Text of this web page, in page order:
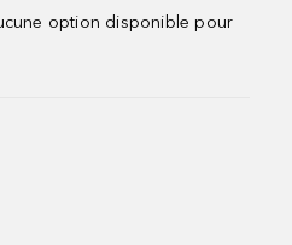
option disponible pour